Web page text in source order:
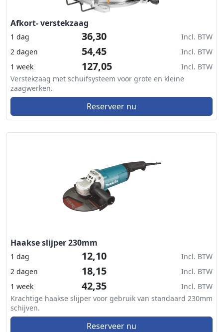
Afkort- verstekzaag
1 dag 36,30
Incl. BTW
2 dagen
54,45
Incl. BTW
1 week
127,05
Incl. BTW
Verstekzaag met schuifsysteem voor grote en kleine
zaagwerken.
Reserveer nu
Haakse slijper 230mm
1 dag 12,10
Incl. BTW
2 dagen
18,15
Incl. BTW
1 week
42,35
Incl. BTW
Krachtige haakse slijper voor gebruik van standaard 230mm
schijven.
Reserveer nu